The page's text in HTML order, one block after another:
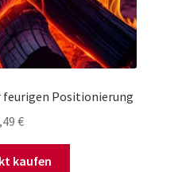
feurigen Positionierung
€
kaufen